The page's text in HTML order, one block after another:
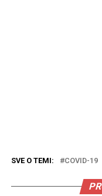
SVE O TEMI: COVID-19